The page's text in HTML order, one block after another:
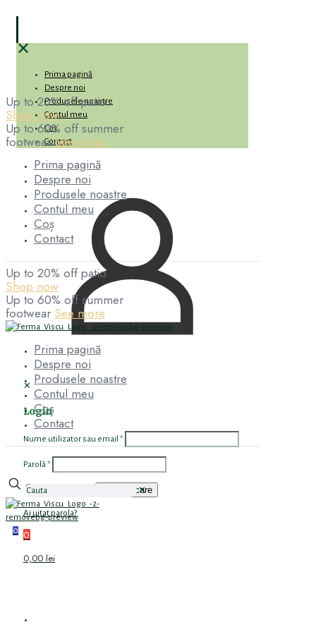
✕
Prima pagină
Despre noi
Produsele noastre
Contul meu
Coș
Contact
✕
Login
Nume utilizator sau email *
Parolă *
Ține-mă minte Autentificare
Ai uitat parola?
0
0,00 lei
Up to 20% off patio
Shop now
Up to 60% off summer
footwearSee more
Prima pagină
Despre noi
Produsele noastre
Contul meu
Coș
Contact
Up to 20% off patio
Shop now
Up to 60% off summer
footwear See more
Prima pagină
Despre noi
Produsele noastre
Contul meu
Coș
Contact
✕
0